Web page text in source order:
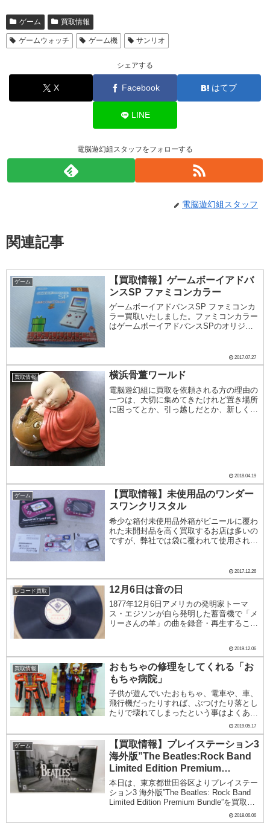
ゲーム 買取情報
ゲームウォッチ ゲーム機 サンリオ
シェアする
X Facebook はてブ
LINE
電脳遊幻組スタッフをフォローする
電脳遊幻組スタッフ
関連記事
ゲーム
【買取情報】ゲームボーイアドバ
ンスSP ファミコンカラー
ゲームボーイアドバンスSP ファミコンカ
ラー買取いたしました。ファミコンカラー
はゲームボーイアドバンスSPのオリジナ
カラーなのに希少なカラーとなっており、
珍重されて...
2017.07.27
買取情報 横浜骨董ワールド
電脳遊幻組に買取を依頼される方の理由の
一つは、大切に集めてきたけれど置き場所
に困ってとか、引っ越しだとか、新しく興
2018.04.19
ゲーム
【買取情報】未使用品のワンダー
スワンクリスタル
希少な箱付未使用品外箱がビニールに覆わ
れた未開封品を高く買取するお店は多いの
ですが、弊社では袋に覆われて使用された
ンクリスタルのワインレッドも袋に覆われ
た未使用品...
2017.12.26
レコード買取 12月6日は音の日
1877年12月6日アメリカの発明家トーマ
ス・エジソンが自ら発明した蓄音機で「メ
リーさんの羊」の曲を録音・再生すること
ものに針の振動を刻み、再生はそれをなぞ
るもので...
2019.12.06
買取情報
おもちゃの修理をしてくれる「お
もちゃ病院」
子供が遊んでいたおもちゃ、電車や、車、
飛行機だったりすれば、ぶつけたり落とし
たりで壊れてしまったという事はよくある
事ですね。プラスチックの部分が割れてし
まったり、電池で動くものが動かなくなっ
たりすると、簡単に自分で修理というわけ
にもいきませ...
2019.05.17
ゲーム
【買取情報】プレイステーション3
海外版”The Beatles:Rock Band
Limited Edition Premium
Bundle”
本日は、東京都世田谷区よりプレイステー
ション3 海外版”The Beatles: Rock Band
Limited Edition Premium Bundle”を買取し
ました。ギターヒーローものです。以前に
エアロスミス版は日本で発売され...
2018.06.06